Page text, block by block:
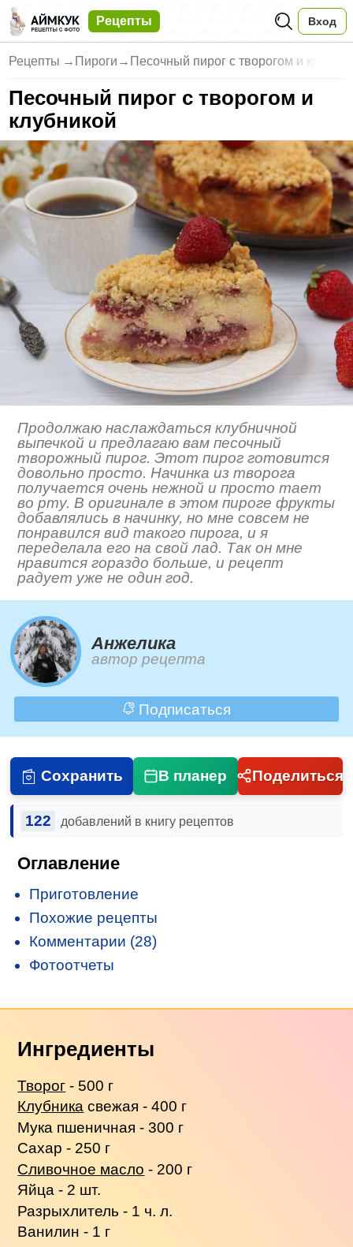
Рецепты Вход
Рецепты → Пироги → Песочный пирог с творогом и кл
Песочный пирог с творогом и
клубникой
Продолжаю наслаждаться клубничной
выпечкой и предлагаю вам песочный
творожный пирог. Этот пирог готовится
довольно просто. Начинка из творога
получается очень нежной и просто тает
во рту. В оригинале в этом пироге фрукты
добавлялись в начинку, но мне совсем не
понравился вид такого пирога, и я
переделала его на свой лад. Так он мне
нравится гораздо больше, и рецепт
радует уже не один год.
Анжелика
автор рецепта
Подписаться
Сохранить В планер Поделиться
122 добавлений в книгу рецептов
Оглавление
Приготовление
Похожие рецепты
Комментарии (28)
Фотоотчеты
Ингредиенты
Творог - 500 г
Клубника свежая - 400 г
Мука пшеничная - 300 г
Сахар - 250 г
Сливочное масло - 200 г
Яйца - 2 шт.
Разрыхлитель - 1 ч. л.
Ванилин - 1 г